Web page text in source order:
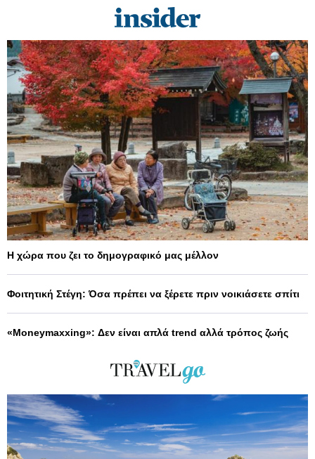
Η χώρα που ζει το δημογραφικό μας μέλλον
Φοιτητική Στέγη: Όσα πρέπει να ξέρετε πριν νοικιάσετε σπίτι
«Moneymaxxing»: Δεν είναι απλά trend αλλά τρόπος ζωής